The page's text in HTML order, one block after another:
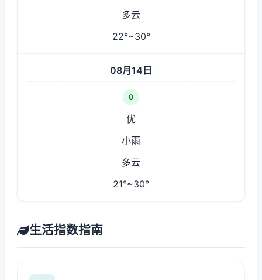
多云
22°~30°
08月14日
0
优
小雨
多云
21°~30°
生活指数指南